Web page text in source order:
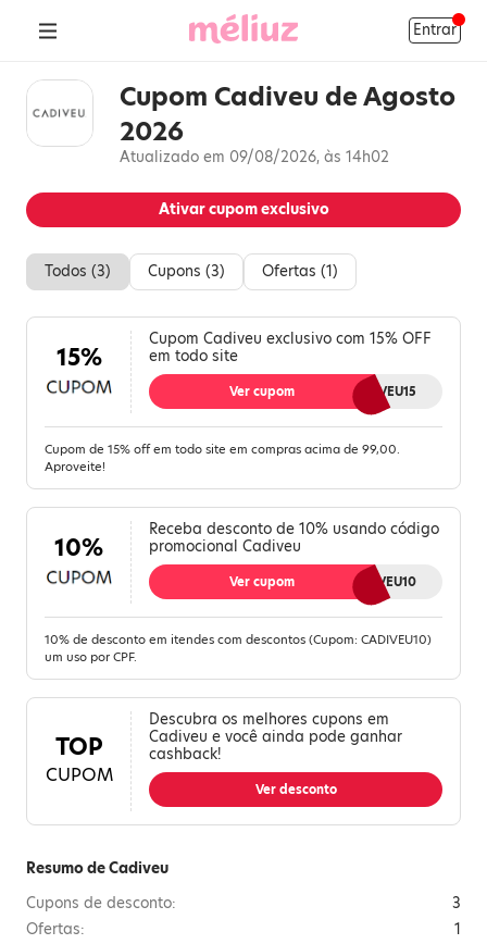
Entrar
Cupom Cadiveu de Agosto
2026
Atualizado em 09/08/2026, às 14h02
Ativar cupom exclusivo
Todos (3) Cupons (3) Ofertas (1)
15%
Cupom Cadiveu exclusivo com 15% OFF
em todo site
CADIVEU15
Ver cupom
Cupom de 15% off em todo site em compras acima de 99,00.
Aproveite!
10%
Receba desconto de 10% usando código
promocional Cadiveu
CADIVEU10
Ver cupom
10% de desconto em itendes com descontos (Cupom: CADIVEU10)
um uso por CPF.
TOP
CUPOM
Descubra os melhores cupons em
Cadiveu e você ainda pode ganhar
cashback!
Ver desconto
Resumo de Cadiveu
Cupons de desconto:
3
Ofertas:
1